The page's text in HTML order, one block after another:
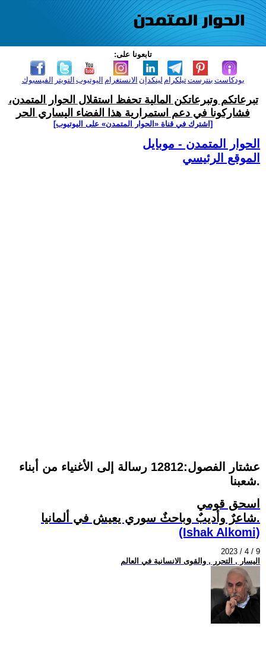
تابعونا على:
الفيسبوك التويتر اليوتيوب الانستغرام لينكدإن تيلكرامبنترست بودكاست
تبرعاتكم وتبرعاتكن المالية تحفظ استقلال الحوار المتمدن،
فشاركونا في دعم استمرارية هذا الفضاء اليساري الحر
[اشترك في قناة ‫«الحوار المتمدن» على اليوتيوب]
الحوار المتمدن - موبايل
الموقع الرئيسي
عشتار الفصول:12812 رسالة إلى الأغنياء من أبناء
شعبنا.
اسحق قومي
شاعرٌ وأديبٌ وباحثٌ سوري يعيش في ألمانيا.
(Ishak Alkomi)
2023 / 4 / 9
اليسار , التحرر , والقوى الانسانية في العالم